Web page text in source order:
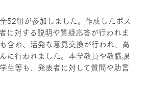
52組が参加しました。作成したポス
に対する説明や質疑応答が行われま
含め、活発な意見交換が行われ、高
に行われました。本学教員や教職課
生等も、発表者に対して質問や助言